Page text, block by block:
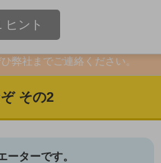
ティング戦略も、お客様のサポ
弊社までご連絡ください。
お問い合わせ
ヒント
その2
ーターです。